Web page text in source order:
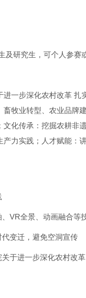
及研究生，可个人参
一步深化农村改革
牧业转型、农业品牌
化传承：挖掘农耕非
力实践；人才赋能：
VR全景、动画融合等
变迁，避免空洞宣传
于进一步深化农村改